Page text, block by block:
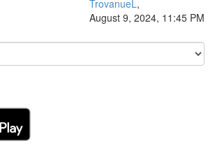
TrovanueL,
August 9, 2024, 11:45 PM